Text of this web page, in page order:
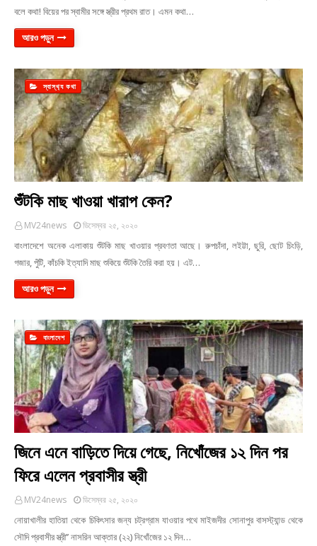
বলে কথা! বিয়ের পর স্বামীর সঙ্গে স্ত্রীর প্রথম রাত। এমন কথা…
আরও পড়ুন
স্বাস্থ‍্য কথা
শুঁটকি মাছ খাওয়া খারাপ কেন?
MV24news ডিসেম্বর ২৫, ২০২০
বাংলাদেশে অনেক এলাকায় শুঁটকি মাছ খাওয়ার প্রবণতা আছে। রুপচাঁদা, লইট্টা, ছুরি, ছোট চিংড়ি,
গজার, পুঁটি, কাঁচকি ইত্যাদি মাছ শুকিয়ে শুঁটকি তৈরি করা হয়। এট…
আরও পড়ুন
বাংলাদেশ
জিনে এনে বাড়িতে দিয়ে গেছে, নিখোঁজের ১২ দিন পর
ফিরে এলেন প্রবাসীর স্ত্রী
MV24news ডিসেম্বর ২৫, ২০২০
নোয়াখালীর হাতিয়া থেকে চিকিৎসার জন্য চট্রগ্রাম যাওয়ার পথে মাইজদীর সোনাপুর বাসস্ট্যান্ড থেকে
সৌদি প্রবাসীর স্ত্রী’’ নাসরিন আক্তার (২২) নিখোঁজের ১২ দিন…